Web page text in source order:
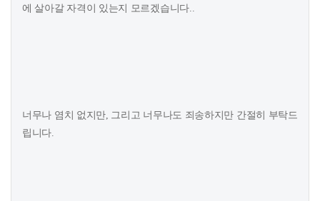
에 살아갈 자격이 있는지 모르겠습니다..
너무나 염치 없지만, 그리고 너무나도 죄송하지만 간절히 부탁드
립니다.